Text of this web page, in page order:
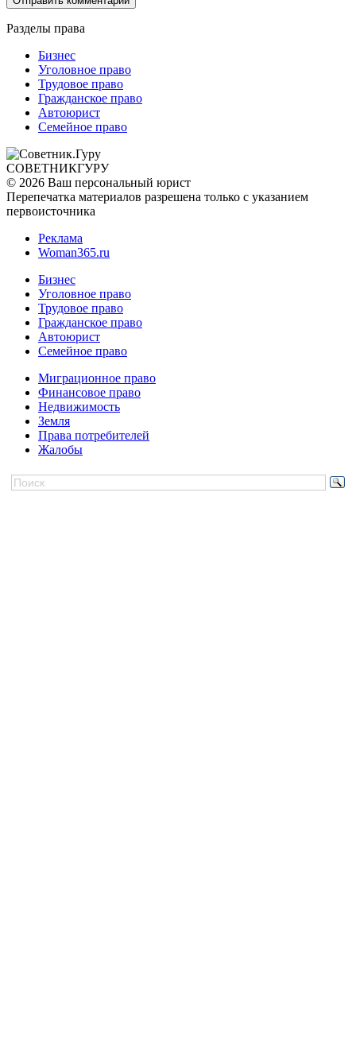
Разделы права
Бизнес
Уголовное право
Трудовое право
Гражданское право
Автоюрист
Семейное право
СОВЕТНИКГУРУ
© 2026 Ваш персональный юрист
Перепечатка материалов разрешена только с указанием
первоисточника
Реклама
Woman365.ru
Бизнес
Уголовное право
Трудовое право
Гражданское право
Автоюрист
Семейное право
Миграционное право
Финансовое право
Недвижимость
Земля
Права потребителей
Жалобы